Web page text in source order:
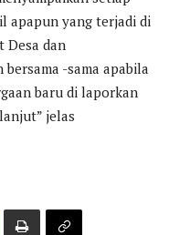
apapun yang terjadi di
Desa dan
-sama apabila
baru di laporkan
jelas